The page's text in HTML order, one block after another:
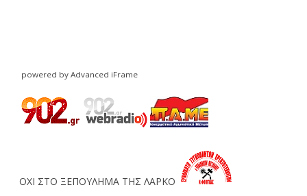
powered by Advanced iFrame
ΟΧΙ ΣΤΟ ΞΕΠΟΥΛΗΜΑ ΤΗΣ ΛΑΡΚΟ